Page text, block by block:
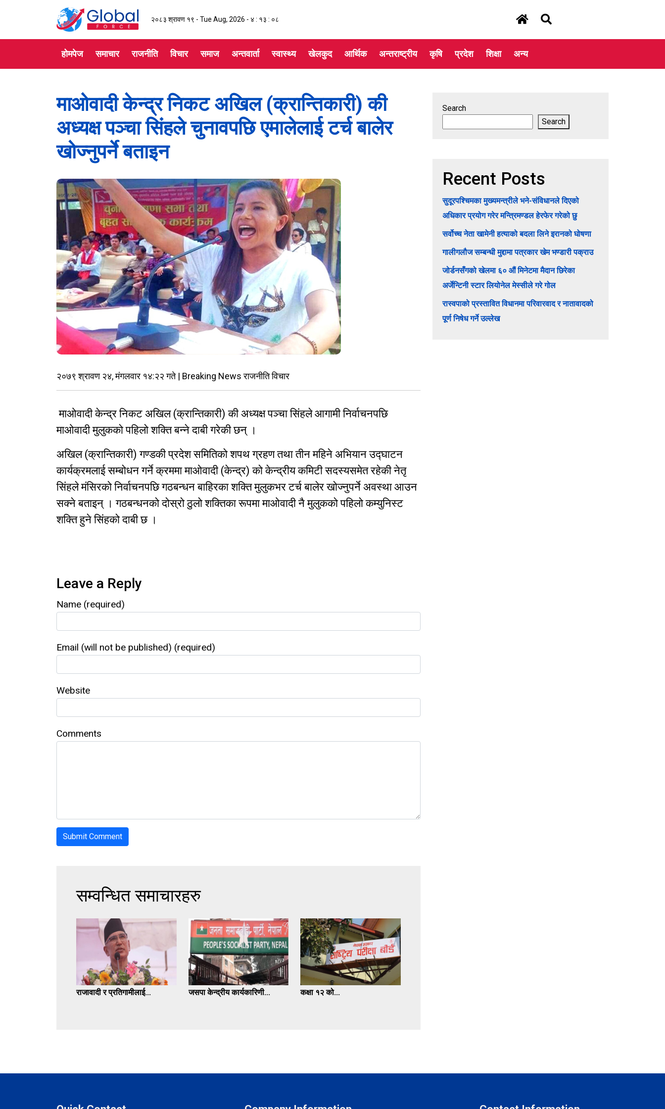
२०८३ श्रावण १९ - Tue Aug, 2026 - ४ : १३ : ०९
होमपेज समाचार राजनीति विचार समाज अन्तवार्ता स्वास्थ्य खेलकुद आर्थिक अन्तराष्ट्रीय कृषि प्रदेश शिक्षा अन्य
माओवादी केन्द्र निकट अखिल (क्रान्तिकारी) की
अध्यक्ष पञ्चा सिंहले चुनावपछि एमालेलाई टर्च बालेर
खोज्नुपर्ने बताइन
२०७९ श्रावण २४, मंगलवार १४:२२ गते | Breaking News राजनीति विचार
माओवादी केन्द्र निकट अखिल (क्रान्तिकारी) की अध्यक्ष पञ्चा सिंहले आगामी निर्वाचनपछि
माओवादी मुलुकको पहिलो शक्ति बन्ने दाबी गरेकी छन् ।
अखिल (क्रान्तिकारी) गण्डकी प्रदेश समितिको शपथ ग्रहण तथा तीन महिने अभियान उद्घाटन
कार्यक्रमलाई सम्बोधन गर्ने क्रममा माओवादी (केन्द्र) को केन्द्रीय कमिटी सदस्यसमेत रहेकी नेतृ
सिंहले मंसिरको निर्वाचनपछि गठबन्धन बाहिरका शक्ति मुलुकभर टर्च बालेर खोज्नुपर्ने अवस्था आउन
सक्ने बताइन् । गठबन्धनको दोस्रो ठुलो शक्तिका रूपमा माओवादी नै मुलुकको पहिलो कम्युनिस्ट
शक्ति हुने सिंहको दाबी छ ।
Leave a Reply
Name (required)
Email (will not be published) (required)
Website
Comments
सम्वन्धित समाचारहरु
राजावादी र प्रतिगामीलाई... जसपा केन्द्रीय कार्यकारिणी... कक्षा १२ को...
Search
Search
Recent Posts
सुदूरपश्चिमका मुख्यमन्त्रीले भने-संविधानले दिएको
अधिकार प्रयोग गरेर मन्त्रिमण्डल हेरफेर गरेको छु
सर्वोच्च नेता खामेनी हत्याको बदला लिने इरानको घोषणा
गालीगलौज सम्बन्धी मुद्दामा पत्रकार खेम भण्डारी पक्राउ
जोर्डनसँगको खेलमा ६० औं मिनेटमा मैदान छिरेका
अर्जेन्टिनी स्टार लियोनेल मेस्सीले गरे गोल
रास्वपाको प्रस्तावित विधानमा परिवारवाद र नातावादको
पूर्ण निषेध गर्ने उल्लेख